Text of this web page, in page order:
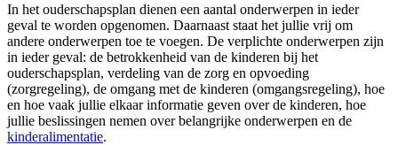
In het ouderschapsplan dienen een aantal onderwerpen in ieder
geval te worden opgenomen. Daarnaast staat het jullie vrij om
andere onderwerpen toe te voegen. De verplichte onderwerpen zijn
in ieder geval: de betrokkenheid van de kinderen bij het
ouderschapsplan, verdeling van de zorg en opvoeding
(zorgregeling), de omgang met de kinderen (omgangsregeling), hoe
en hoe vaak jullie elkaar informatie geven over de kinderen, hoe
jullie beslissingen nemen over belangrijke onderwerpen en de
kinderalimentatie.